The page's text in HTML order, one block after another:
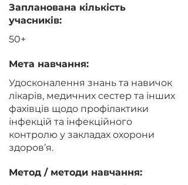
Запланована кількість
учасників:
50+
Мета навчання:
Удосконалення знань та навичок
лікарів, медичних сестер та інших
фахівців щодо профілактики
інфекцій та інфекційного
контролю у закладах охорони
здоров’я.
Метод / методи навчання: